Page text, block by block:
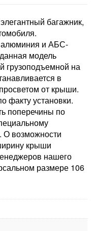
багажник,
алюминия и АБС-
модель
грузоподъемной на
в
от крыши.
факту установки.
поперечины по
О возможности
крыши
нашего
размере 106